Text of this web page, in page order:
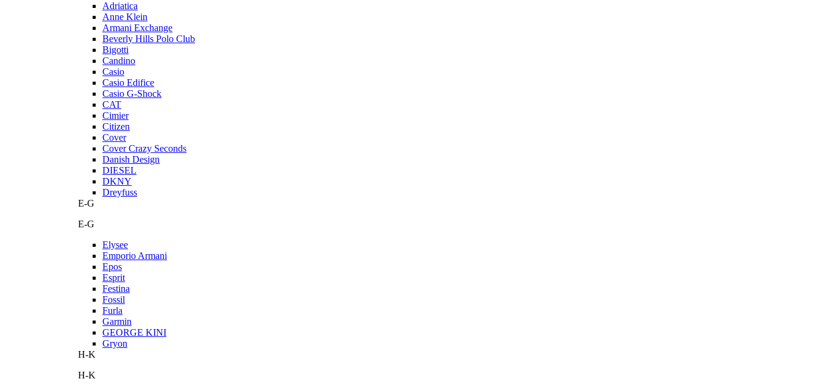
Adriatica
Anne Klein
Armani Exchange
Beverly Hills Polo Club
Bigotti
Candino
Casio
Casio Edifice
Casio G-Shock
CAT
Cimier
Citizen
Cover
Cover Crazy Seconds
Danish Design
DIESEL
DKNY
Dreyfuss
E-G
E-G
Elysee
Emporio Armani
Epos
Esprit
Festina
Fossil
Furla
Garmin
GEORGE KINI
Gryon
H-K
H-K